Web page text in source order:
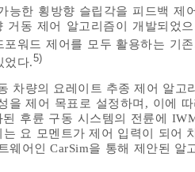
한 횡방향 슬립각을 피드백 제
동 제어 알고리즘이 개발되었
포워드 제어를 모두 활용하는 기
었다.5)
차량의 요레이트 추종 제어 알고
을 제어 목표로 설정하며, 이에
후륜 구동 시스템의 전륜에
요 모멘트가 제어 입력이 되어
어인 CarSim을 통해 제안된 알